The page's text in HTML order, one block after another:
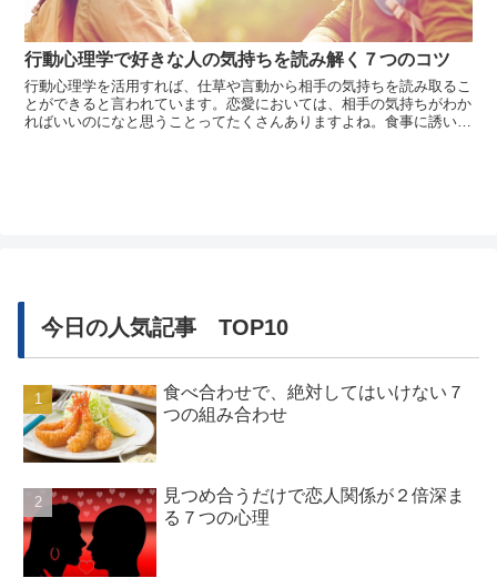
行動心理学で好きな人の気持ちを読み解く７つのコツ
行動心理学を活用すれば、仕草や言動から相手の気持ちを読み取るこ
とができると言われています。恋愛においては、相手の気持ちがわか
ればいいのになと思うことってたくさんありますよね。食事に誘いた
今日の人気記事 TOP10
食べ合わせで、絶対してはいけない７
つの組み合わせ
見つめ合うだけで恋人関係が２倍深ま
る７つの心理